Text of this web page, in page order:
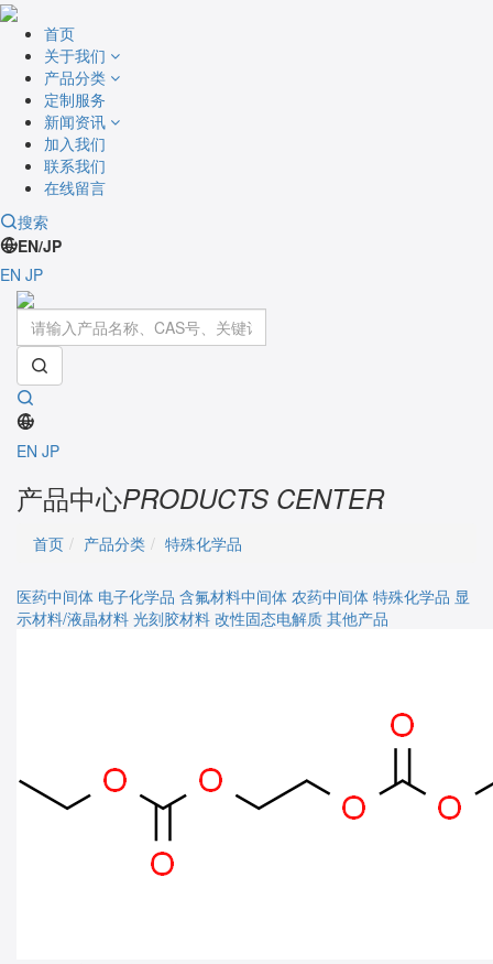
首页
关于我们
产品分类
定制服务
新闻资讯
加入我们
联系我们
在线留言
搜索
EN/JP
EN JP
EN JP
产品中心PRODUCTS CENTER
首页 产品分类 特殊化学品
医药中间体 电子化学品 含氟材料中间体 农药中间体 特殊化学品 显
示材料/液晶材料 光刻胶材料 改性固态电解质 其他产品